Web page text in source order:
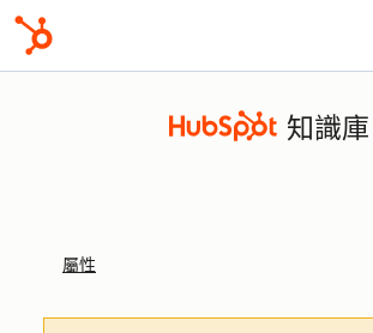
知識庫
屬性